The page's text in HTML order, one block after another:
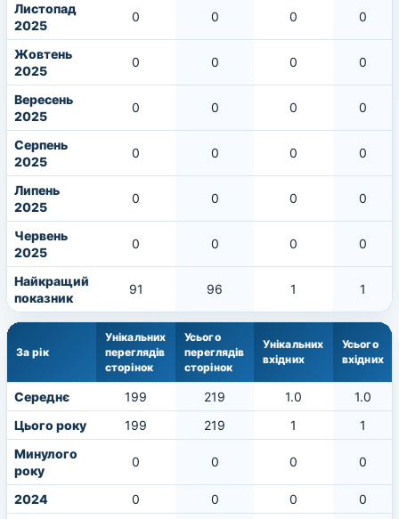
Листопад
2025
0 0 0 0
Жовтень
2025
0 0 0 0
Вересень
2025
0 0 0 0
Серпень
2025
0 0 0 0
Липень
2025
0 0 0 0
Червень
2025
0 0 0 0
Найкращий
показник
91 96 1 1
За рік
Унікальних
переглядів
сторінок
Усього
переглядів
сторінок
Унікальних
вхідних
Усього
вхідних
Середнє 199 219 1.0
1.0
Цього року
199 219 1
1
Минулого
року
0 0 0 0
2024 0 0 0
0